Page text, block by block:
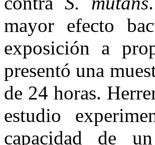
mayor efecto
exposición a
presentó una
de 24 horas.
estudio
capacidad de